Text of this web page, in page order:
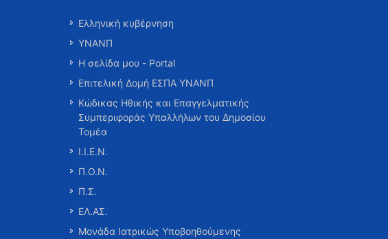
Ελληνική κυβέρνηση
ΥΝΑΝΠ
Η σελίδα μου - Portal
Επιτελική Δομή ΕΣΠΑ ΥΝΑΝΠ
Κώδικας Ηθικής και Επαγγελματικής
Συμπεριφοράς Υπαλλήλων του Δημοσίου
Τομέα
Ι.Ι.Ε.Ν.
Π.Ο.Ν.
Π.Σ.
ΕΛ.ΑΣ.
Μονάδα Ιατρικώς Υποβοηθούμενης